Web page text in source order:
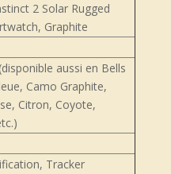
2 Solar Rugged
Graphite
aussi en Bells
Camo Graphite,
Citron, Coyote,
Tracker